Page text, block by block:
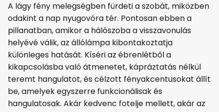
A lágy fény melegségben fürdeti a szobát, miközben
odakint a nap nyugovóra tér. Pontosan ebben a
pillanatban, amikor a hálószoba a visszavonulás
helyévé válik, az állólámpa kibontakoztatja
különleges hatását. Kíséri az ébrenlétből a
kikapcsolásba való átmenetet, kápráztatás nélkül
teremt hangulatot, és célzott fényakcentusokat állít
be, amelyek egyszerre funkcionálisak és
hangulatosak. Akár kedvenc fotelje mellett, akár az